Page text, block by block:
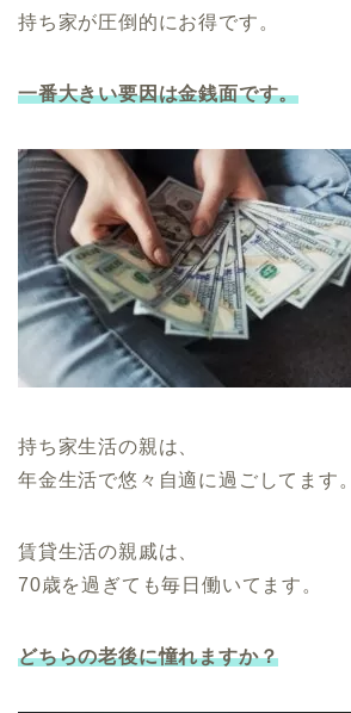
持ち家が圧倒的にお得です。
一番大きい要因は金銭面です。
持ち家生活の親は、
年金生活で悠々自適に過ごしてます。
賃貸生活の親戚は、
70歳を過ぎても毎日働いてます。
どちらの老後に憧れますか？